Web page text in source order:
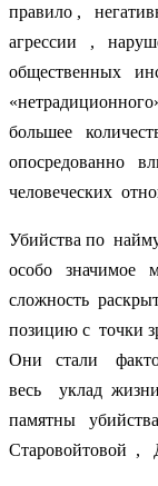
правило ,
агрессии ,
общественных
большее
опосредованно
человеческих
Убийства по
особо значимое
сложность
позицию с точки
Они стали
весь уклад
памятны
Старовойтовой ,